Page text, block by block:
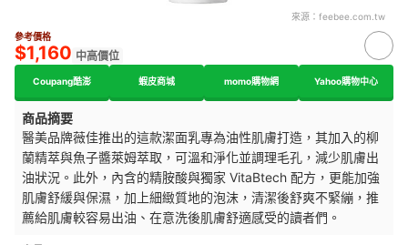
來源： feebee.com.tw
參考價格
$1,160 中高價位
Coupang酷澎 蝦皮商城 momo購物網 Yahoo購物中心
商品摘要
醫美品牌薇佳推出的這款潔面乳專為油性肌膚打造，其加入的柳
蘭精萃與魚子醬萊姆萃取，可溫和淨化並調理毛孔，減少肌膚出
油狀況。此外， 內含的精胺酸與獨家 VitaBtech 配方，更能加強
肌膚舒緩與保濕，加上細緻質地的泡沫， 清潔後舒爽不緊繃 ，推
薦給肌膚較容易出油、在意洗後肌膚舒適感受的讀者們。